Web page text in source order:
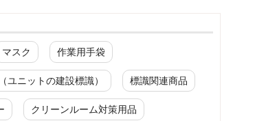
マスク 作業用手袋
ユニットの建設標識） 標識関連商品
クリーンルーム対策用品